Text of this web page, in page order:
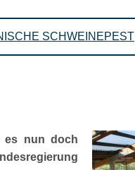
SCHWEINEPEST
es nun doch